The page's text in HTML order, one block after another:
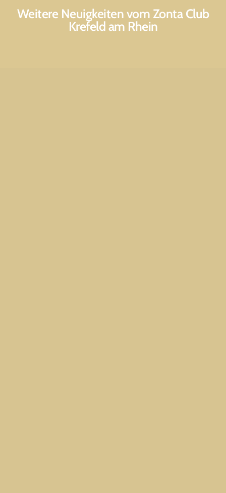
Weitere Neuigkeiten vom Zonta Club
Krefeld am Rhein